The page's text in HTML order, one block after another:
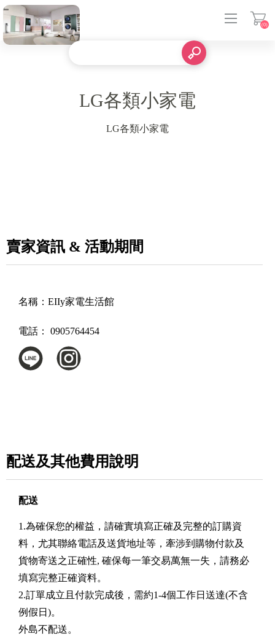
(0)
LG各類小家電
LG各類小家電
賣家資訊 & 活動期間
名稱： EIIy家電生活館
電話： 0905764454
配送及其他費用說明
配送
1.為確保您的權益，請確實填寫正確及完整的訂購資
料，尤其聯絡電話及送貨地址等，牽涉到購物付款及
貨物寄送之正確性, 確保每一筆交易萬無一失，請務必
填寫完整正確資料。
2.訂單成立且付款完成後，需約1-4個工作日送達(不含
例假日)。
外島不配送。